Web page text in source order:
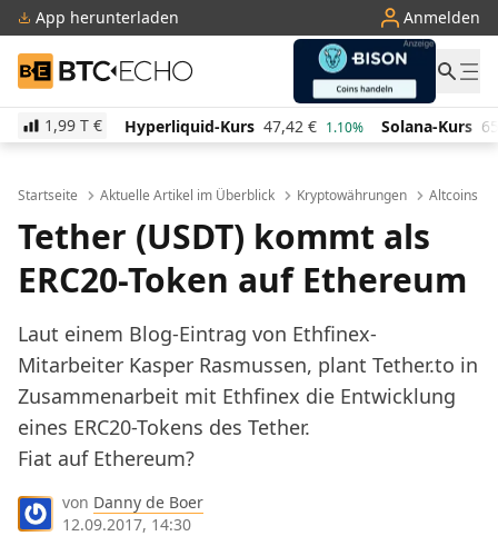
App herunterladen Anmelden
BTC-ECHO
1,99 T €
Kurs 47,42 € 1.10% Solana-Kurs 65,75 € 2.80% TRON-
Startseite Aktuelle Artikel im Überblick Kryptowährungen Altcoins
Tether (USDT) kommt als
ERC20-Token auf Ethereum
Laut einem Blog-Eintrag von Ethfinex-
Mitarbeiter Kasper Rasmussen, plant Tether.to in
Zusammenarbeit mit Ethfinex die Entwicklung
eines ERC20-Tokens des Tether.
Fiat auf Ethereum?
von Danny de Boer
12.09.2017, 14:30